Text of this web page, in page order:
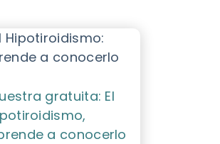
gratuita: El
a conocerlo